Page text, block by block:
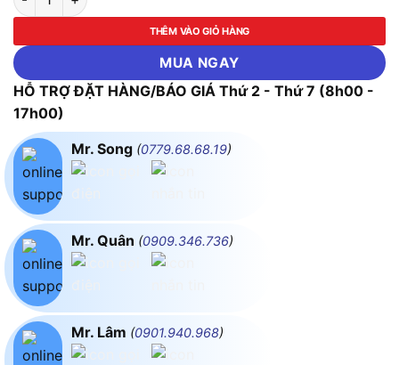
THÊM VÀO GIỎ HÀNG
MUA NGAY
HỖ TRỢ ĐẶT HÀNG/BÁO GIÁ Thứ 2 - Thứ 7 (8h00 -
17h00)
Mr. Song (0779.68.68.19)
Mr. Quân (0909.346.736)
Mr. Lâm (0901.940.968)